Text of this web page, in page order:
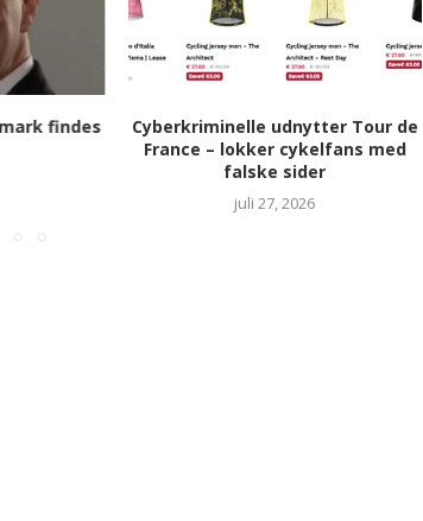
findes
Cyberkriminelle udnytter Tour de
France – lokker cykelfans med
falske sider
juli 27, 2026